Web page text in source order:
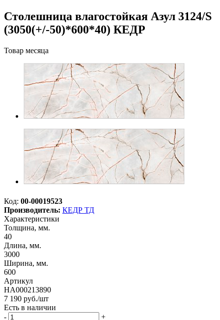
Столешница влагостойкая Азул 3124/S
(3050(+/-50)*600*40) КЕДР
Товар месяца
Код: 00-00019523
Производитель: КЕДР ТД
Характеристики
Толщина, мм.
40
Длина, мм.
3000
Ширина, мм.
600
Артикул
HA000213890
7 190 руб./шт
Есть в наличии
-
+